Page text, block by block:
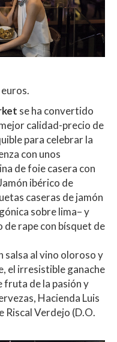
se ha convertido
calidad-precio de
para celebrar la
con unos
de foie casera con
ibérico de
caseras de jamón
sobre lima– y
de rape con bísquet de
salsa al vino oloroso y
el irresistible ganache
fruta de la pasión y
Hacienda Luis
Riscal Verdejo (D.O.